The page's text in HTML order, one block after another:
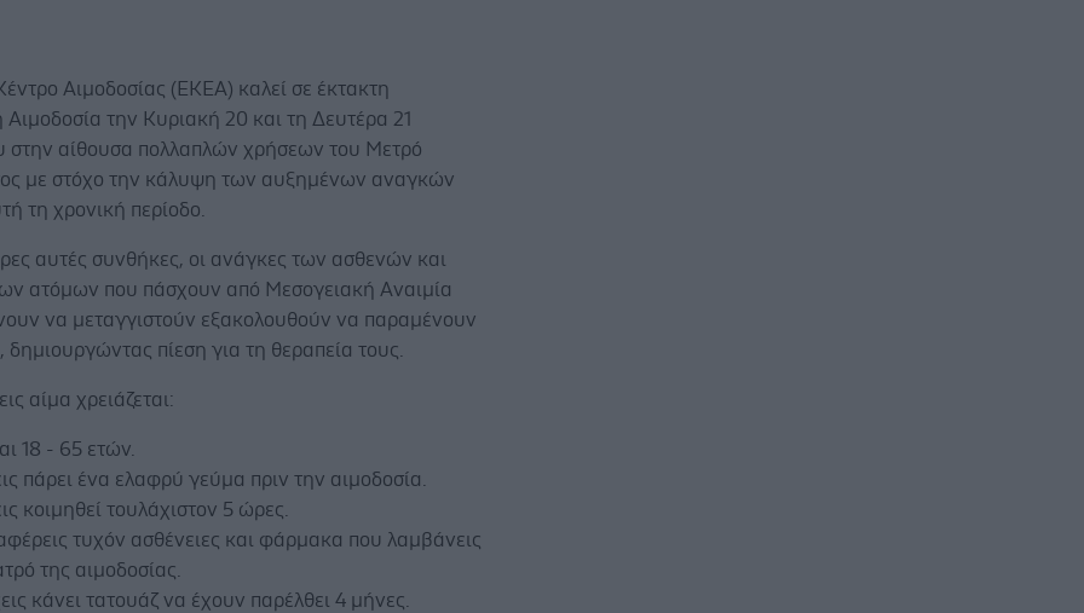
Αιμοδοσίας (ΕΚΕΑ) καλεί σε έκτακτη
Αιμοδοσία την Κυριακή 20 και τη Δευτέρα 21
στην αίθουσα πολλαπλών χρήσεων του Μετρό
με στόχο την κάλυψη των αυξημένων αναγκών
τη χρονική περίοδο.
αυτές συνθήκες, οι ανάγκες των ασθενών και
ατόμων που πάσχουν από Μεσογειακή Αναιμία
να μεταγγιστούν εξακολουθούν να παραμένουν
δημιουργώντας πίεση για τη θεραπεία τους.
αίμα χρειάζεται:
18 - 65 ετών.
πάρει ένα ελαφρύ γεύμα πριν την αιμοδοσία.
κοιμηθεί τουλάχιστον 5 ώρες.
τυχόν ασθένειες και φάρμακα που λαμβάνεις
της αιμοδοσίας.
κάνει τατουάζ να έχουν παρέλθει 4 μήνες.